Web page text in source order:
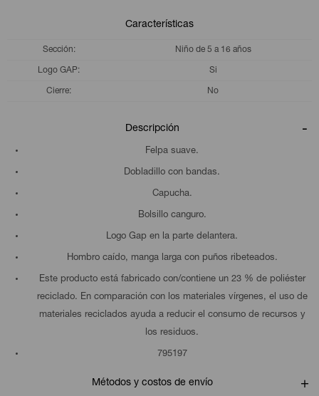
Características
Sección Niño de 5 a 16 años
Logo GAP Si
Cierre No
Descripción
Felpa suave.
Dobladillo con bandas.
Capucha.
Bolsillo canguro.
Logo Gap en la parte delantera.
Hombro caído, manga larga con puños ribeteados.
Este producto está fabricado con/contiene un 23 % de poliéster
reciclado. En comparación con los materiales vírgenes, el uso de
materiales reciclados ayuda a reducir el consumo de recursos y
los residuos.
795197
Métodos y costos de envío